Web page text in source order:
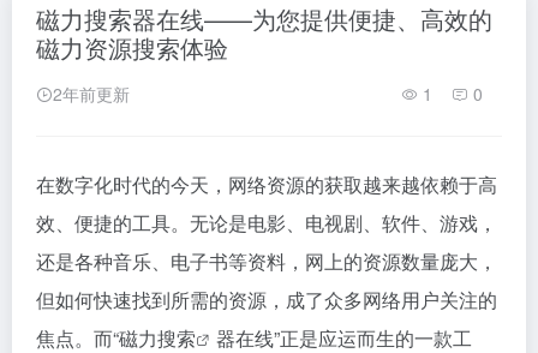
磁力搜索器在线——为您提供便捷、高效的
磁力资源搜索体验
2年前更新 1 0
在数字化时代的今天，网络资源的获取越来越依赖于高
效、便捷的工具。无论是电影、电视剧、软件、游戏，
还是各种音乐、电子书等资料，网上的资源数量庞大，
但如何快速找到所需的资源，成了众多网络用户关注的
焦点。而“磁力搜索
器在线”正是应运而生的一款工